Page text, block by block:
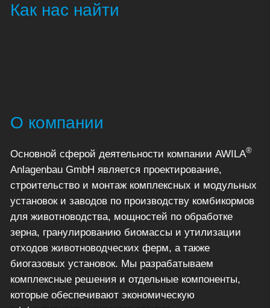
Как нас найти
О компании
Основной сферой деятельности компании AWILA®
Anlagenbau GmbH является проектирование,
строительство и монтаж комплексных и модульных
установок и заводов по производству комбикормов
для животноводства, мощностей по обработке
зерна, гранулированию биомассы и утилизации
отходов животноводческих ферм, а также
биогазовых установок. Мы разрабатываем
комплексные решения и отдельные компоненты,
которые обеспечивают экономическую